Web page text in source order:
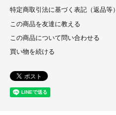
特定商取引法に基づく表記（返品等）
この商品を友達に教える
この商品について問い合わせる
買い物を続ける